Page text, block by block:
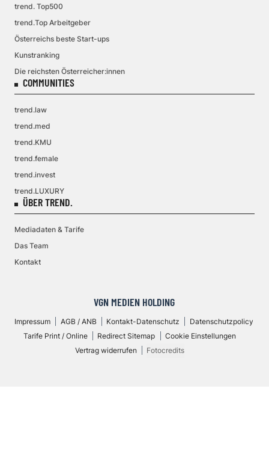
trend. Top500
trend.Top Arbeitgeber
Österreichs beste Start-ups
Kunstranking
Die reichsten Österreicher:innen
COMMUNITIES
trend.law
trend.med
trend.KMU
trend.female
trend.invest
trend.LUXURY
ÜBER TREND.
Mediadaten & Tarife
Das Team
Kontakt
VGN MEDIEN HOLDING
Impressum AGB / ANB Kontakt-Datenschutz
Datenschutzpolicy
Tarife Print / Online
Redirect Sitemap
Cookie Einstellungen
Vertrag widerrufen
Fotocredits